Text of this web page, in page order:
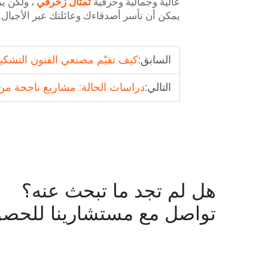
يمكن أن تأسر أصدقاءك وعائلتك عبر
السابق:كيف تقيّم مصنعي الفنون
التالي:دراسات الحالة: مشاريع ناجحة
هل لم تجد ما تبحث عنه؟
تواصل مع مستشارينا